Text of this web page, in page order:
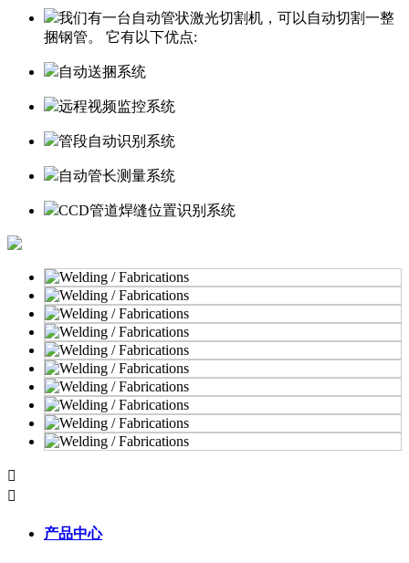
我们有一台自动管状激光切割机，可以自动切割一整
捆钢管。 它有以下优点:
自动送捆系统
远程视频监控系统
管段自动识别系统
自动管长测量系统
CCD管道焊缝位置识别系统


产品中心